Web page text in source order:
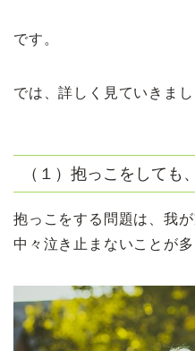
です。
では、詳しく見ていきまし
（１）抱っこをしても
抱っこをする問題は、我
中々泣き止まないことが多